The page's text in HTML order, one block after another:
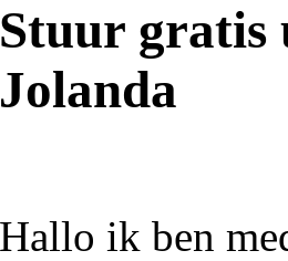
Stuur gratis
Jolanda
Hallo ik ben